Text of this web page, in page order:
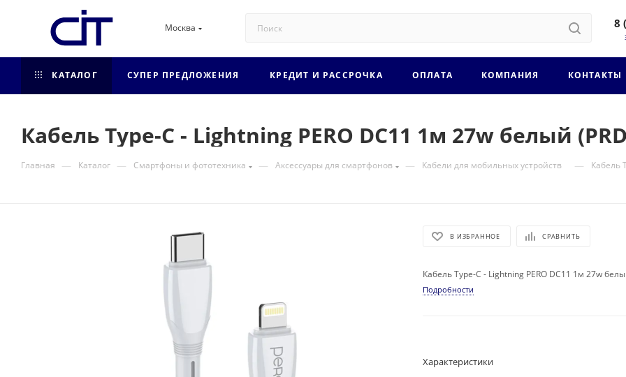
Москва 8
КАТАЛОГ СУПЕР ПРЕДЛОЖЕНИЯ КРЕДИТ И РАССРОЧКА ОПЛАТА КОМПАНИЯ КОНТАКТЫ
Кабель Type-C - Lightning PERO DC11 1м 27w белый
Главная — Каталог — Смартфоны и фототехника — Аксессуары для смартфонов — Кабели для мобильных устройств — Кабель
В ИЗБРАННОЕ СРАВНИТЬ
Кабель Type-C - Lightning PERO DC11 1м 27w
Подробности
Характеристики